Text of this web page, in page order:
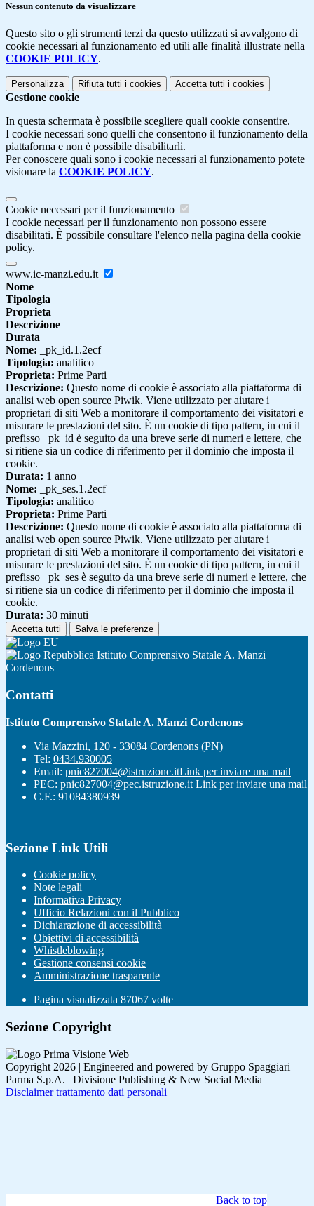
Nessun contenuto da visualizzare
Questo sito o gli strumenti terzi da questo utilizzati si avvalgono di
cookie necessari al funzionamento ed utili alle finalità illustrate nella
COOKIE POLICY.
Personalizza Rifiuta tutti i cookies Accetta tutti i cookies
Gestione cookie
In questa schermata è possibile scegliere quali cookie consentire.
I cookie necessari sono quelli che consentono il funzionamento della
piattaforma e non è possibile disabilitarli.
Per conoscere quali sono i cookie necessari al funzionamento potete
visionare la COOKIE POLICY.
Cookie necessari per il funzionamento
I cookie necessari per il funzionamento non possono essere
disabilitati. È possibile consultare l'elenco nella pagina della cookie
policy.
www.ic-manzi.edu.it
Nome
Tipologia
Proprieta
Descrizione
Durata
Nome: _pk_id.1.2ecf
Tipologia: analitico
Proprieta: Prime Parti
Descrizione: Questo nome di cookie è associato alla piattaforma di
analisi web open source Piwik. Viene utilizzato per aiutare i
proprietari di siti Web a monitorare il comportamento dei visitatori e
misurare le prestazioni del sito. È un cookie di tipo pattern, in cui il
prefisso _pk_id è seguito da una breve serie di numeri e lettere, che
si ritiene sia un codice di riferimento per il dominio che imposta il
cookie.
Durata: 1 anno
Nome: _pk_ses.1.2ecf
Tipologia: analitico
Proprieta: Prime Parti
Descrizione: Questo nome di cookie è associato alla piattaforma di
analisi web open source Piwik. Viene utilizzato per aiutare i
proprietari di siti Web a monitorare il comportamento dei visitatori e
misurare le prestazioni del sito. È un cookie di tipo pattern, in cui il
prefisso _pk_ses è seguito da una breve serie di numeri e lettere, che
si ritiene sia un codice di riferimento per il dominio che imposta il
cookie.
Durata: 30 minuti
Accetta tutti Salva le preferenze
Istituto Comprensivo Statale A. Manzi
Cordenons
Contatti
Istituto Comprensivo Statale A. Manzi Cordenons
Via Mazzini, 120 - 33084 Cordenons (PN)
Tel: 0434.930005
Email: pnic827004@istruzione.itLink per inviare una mail
PEC: pnic827004@pec.istruzione.it Link per inviare una mail
C.F.: 91084380939
Sezione Link Utili
Cookie policy
Note legali
Informativa Privacy
Ufficio Relazioni con il Pubblico
Dichiarazione di accessibilità
Obiettivi di accessibilità
Whistleblowing
Gestione consensi cookie
Amministrazione trasparente
Pagina visualizzata 87067 volte
Sezione Copyright
Copyright 2026 | Engineered and powered by Gruppo Spaggiari
Parma S.p.A. | Divisione Publishing & New Social Media
Disclaimer trattamento dati personali
Back to top